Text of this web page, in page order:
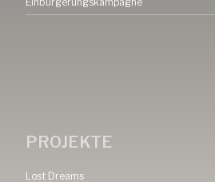
PROJEKTE
Lost Dreams